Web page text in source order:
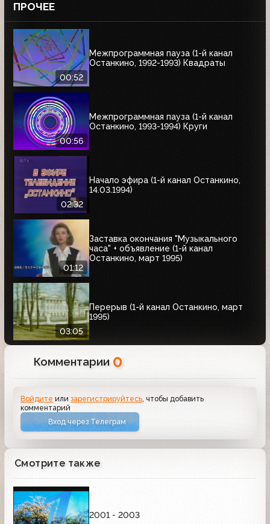
ПРОЧЕЕ
00:52
Межпрограммная пауза (1-й канал
Останкино, 1992-1993) Квадраты
00:56
Межпрограммная пауза (1-й канал
Останкино, 1993-1994) Круги
02:32
Начало эфира (1-й канал Останкино,
14.03.1994)
01:12
Заставка окончания "Музыкального
часа" + объявление (1-й канал
Останкино, март 1995)
03:05
Перерыв (1-й канал Останкино, март
1995)
Комментарии 0
Войдите илизарегистрируйтесь, чтобы добавить
комментарий
Вход через Телеграм
Смотрите также
2001 - 2003